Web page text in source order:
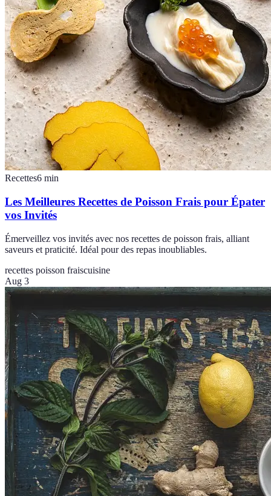
Recettes6 min
Les Meilleures Recettes de Poisson Frais pour Épater
vos Invités
Émerveillez vos invités avec nos recettes de poisson frais, alliant
saveurs et praticité. Idéal pour des repas inoubliables.
recettes poisson fraiscuisine
Aug 3